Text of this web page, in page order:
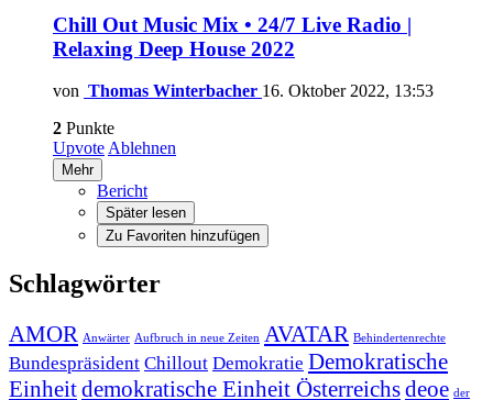
Chill Out Music Mix • 24/7 Live Radio |
Relaxing Deep House 2022
von Thomas Winterbacher 16. Oktober 2022, 13:53
2 Punkte
Upvote Ablehnen
Mehr
Bericht
Später lesen
Zu Favoriten hinzufügen
Schlagwörter
AMOR Anwärter Aufbruch in neue Zeiten AVATAR Behindertenrechte
Bundespräsident Chillout Demokratie Demokratische
Einheitdemokratische Einheit Österreichsdeoe der